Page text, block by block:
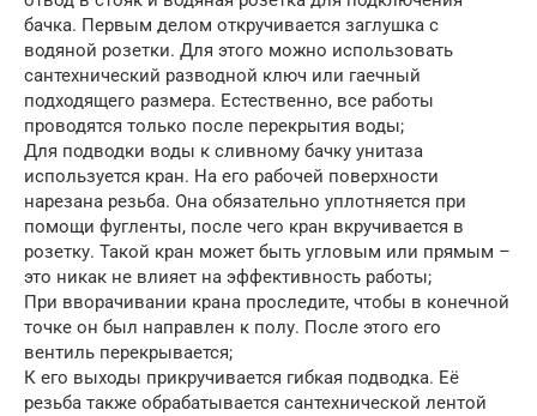
бачка. Первым делом откручивается заглушка с
водяной розетки. Для этого можно использовать
сантехнический разводной ключ или гаечный
подходящего размера. Естественно, все работы
проводятся только после перекрытия воды;
Для подводки воды к сливному бачку унитаза
используется кран. На его рабочей поверхности
нарезана резьба. Она обязательно уплотняется при
помощи фугленты, после чего кран вкручивается в
розетку. Такой кран может быть угловым или прямым –
это никак не влияет на эффективность работы;
При вворачивании крана проследите, чтобы в конечной
точке он был направлен к полу. После этого его
вентиль перекрывается;
К его выходы прикручивается гибкая подводка. Её
резьба также обрабатывается сантехнической лентой